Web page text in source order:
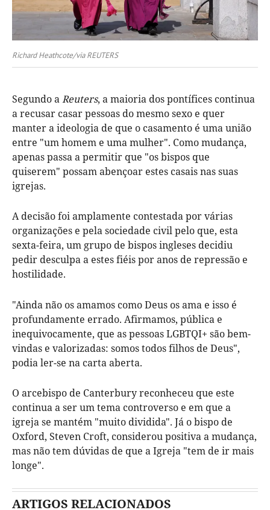
Richard Heathcote/via REUTERS
Segundo aReuters, a maioria dos pontífices continua
a recusar casar pessoas do mesmo sexo e quer
manter a ideologia de que o casamento é uma união
entre "um homem e uma mulher". Como mudança,
apenas passa a permitir que "os bispos que
quiserem" possam abençoar estes casais nas suas
igrejas.
A decisão foi amplamente contestada por várias
organizações e pela sociedade civil pelo que, esta
sexta-feira, um grupo de bispos ingleses decidiu
pedir desculpa a estes fiéis por anos de repressão e
hostilidade.
"Ainda não os amamos como Deus os ama e isso é
profundamente errado. Afirmamos, pública e
inequivocamente, que as pessoas LGBTQI+ são bem-
vindas e valorizadas: somos todos filhos de Deus",
podia ler-se na carta aberta.
O arcebispo de Canterbury reconheceu que este
continua a ser um tema controverso e em que a
igreja se mantém "muito dividida". Já o bispo de
Oxford, Steven Croft, considerou positiva a mudança,
mas não tem dúvidas de que a Igreja "tem de ir mais
longe".
ARTIGOS RELACIONADOS